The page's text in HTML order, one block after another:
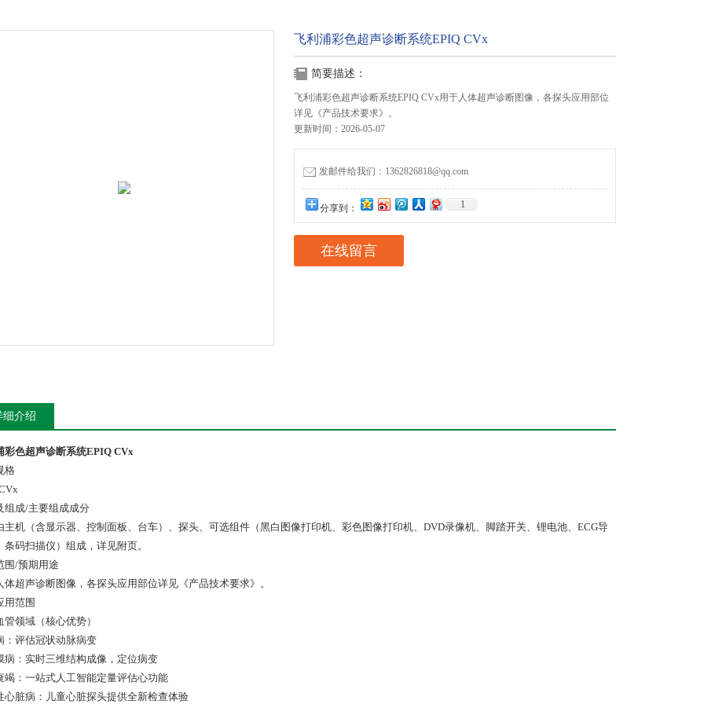
飞利浦彩色超声诊断系统EPIQ CVx
简要描述：
飞利浦彩色超声诊断系统EPIQ CVx用于人体超声诊断图像，各探头应用部位
详见《产品技术要求》。
更新时间：2026-05-07
发邮件给我们：1362826818@qq.com
分享到： 1
在线留言
细介绍
彩色超声诊断系统EPIQ CVx
格
组成/主要组成成分
主机（含显示器、控制面板、台车）、探头、可选组件（黑白图像打印机、彩色图像打印机、DVD录像机、脚踏开关、锂电池、ECG导
条码扫描仪）组成，详见附页。
围/预期用途
体超声诊断图像，各探头应用部位详见《产品技术要求》。
用范围
管领域（核心优势）
：评估冠状动脉病变
病：实时三维结构成像，定位病变
竭：一站式人工智能定量评估心功能
心脏病：儿童心脏探头提供全新检查体验